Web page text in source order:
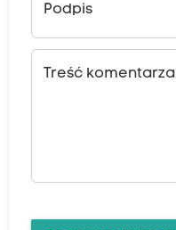
Podpis
Treść komentarza